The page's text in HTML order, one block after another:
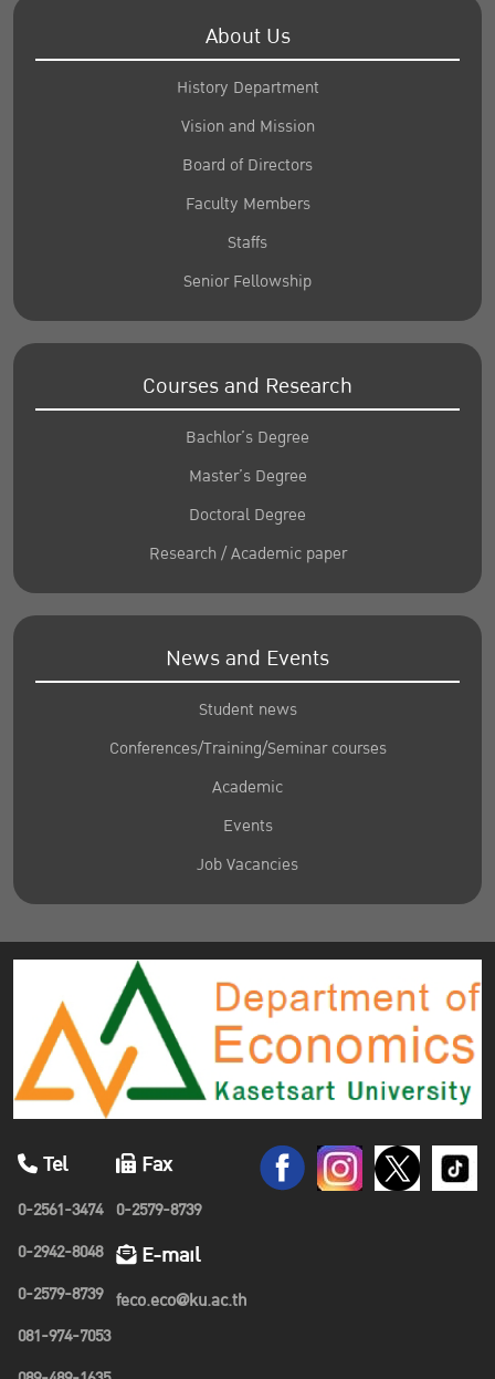
About Us
History Department
Vision and Mission
Board of Directors
Faculty Members
Staffs
Senior Fellowship
Courses and Research
Bachlor’s Degree
Master’s Degree
Doctoral Degree
Research / Academic paper
News and Events
Student news
Conferences/Training/Seminar courses
Academic
Events
Job Vacancies
Tel
0-2561-3474
0-2942-8048
0-2579-8739
081-974-7053
Fax
0-2579-8739
E-mail
feco.eco@ku.ac.th